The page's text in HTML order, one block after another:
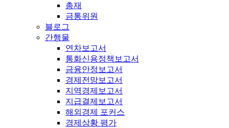
총재
금통위원
블로그
간행물
연차보고서
통화신용정책보고서
금융안정보고서
경제전망보고서
지역경제보고서
지급결제보고서
해외경제 포커스
경제상황 평가